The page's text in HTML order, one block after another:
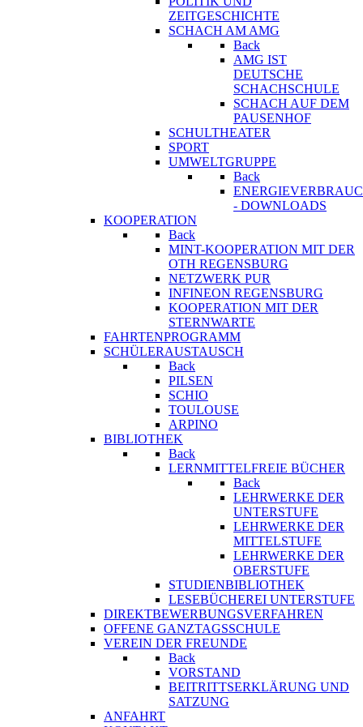
ZEITGESCHICHTE
SCHACH AM AMG
Back
AMG IST
DEUTSCHE
SCHACHSCHULE
SCHACH AUF DEM
PAUSENHOF
SCHULTHEATER
SPORT
UMWELTGRUPPE
Back
- DOWNLOADS
KOOPERATION
Back
MINT-KOOPERATION MIT DER
OTH REGENSBURG
NETZWERK PUR
INFINEON REGENSBURG
KOOPERATION MIT DER
STERNWARTE
FAHRTENPROGRAMM
SCHÜLERAUSTAUSCH
Back
PILSEN
SCHIO
TOULOUSE
ARPINO
BIBLIOTHEK
Back
LERNMITTELFREIE BÜCHER
Back
LEHRWERKE DER
UNTERSTUFE
LEHRWERKE DER
MITTELSTUFE
LEHRWERKE DER
OBERSTUFE
STUDIENBIBLIOTHEK
LESEBÜCHEREI UNTERSTUFE
DIREKTBEWERBUNGSVERFAHREN
OFFENE GANZTAGSSCHULE
VEREIN DER FREUNDE
Back
VORSTAND
BEITRITTSERKLÄRUNG UND
SATZUNG
ANFAHRT